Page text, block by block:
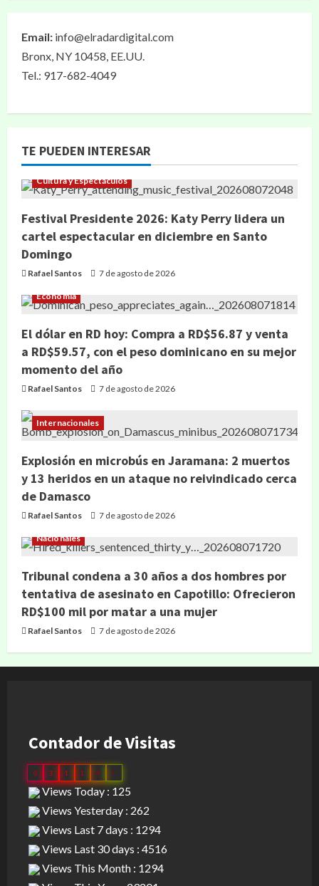
Email: info@elradardigital.com
Bronx, NY 10458, EE.UU.
Tel.: 917-682-4049
TE PUEDEN INTERESAR
Cultura y Espectáculos
Festival Presidente 2026: Katy Perry lidera un
cartel espectacular en diciembre en Santo
Domingo
Rafael Santos 7 de agosto de 2026
Economía
El dólar en RD hoy: Compra a RD$56.87 y venta
a RD$59.57, con el peso dominicano en su mejor
momento del año
Rafael Santos 7 de agosto de 2026
Internacionales
Explosión en microbús en Jaramana: 2 muertos
y 13 heridos en un ataque no reivindicado cerca
de Damasco
Rafael Santos 7 de agosto de 2026
Nacionales
Tribunal condena a 30 años a dos hombres por
tentativa de asesinato en Capotillo: Ofrecieron
RD$100 mil por matar a una mujer
Rafael Santos 7 de agosto de 2026
Contador de Visitas
0 3 1 1 8 1
Views Today : 125
Views Yesterday : 262
Views Last 7 days : 1294
Views Last 30 days : 4516
Views This Month : 1294